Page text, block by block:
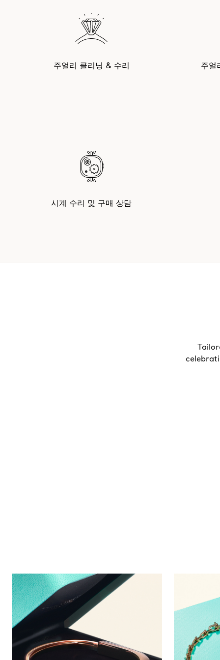
주얼리 클리닝 & 수리 주얼
시계 수리 및 구매 상담